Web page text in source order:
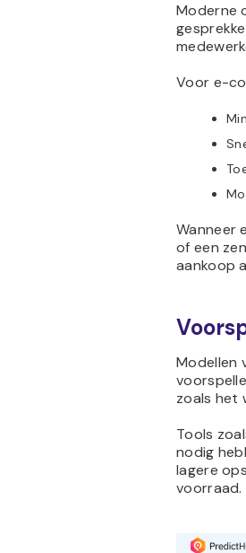
Moderne
Voor e-
Wanneer
of een
aankoop
Modellen
zoals het
Tools
nodig
lagere
voorraad.